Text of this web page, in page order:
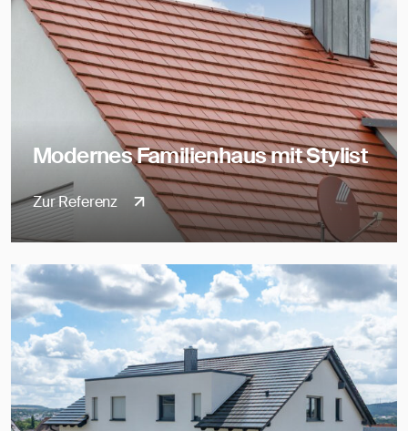
Modernes Familienhaus mit Stylist
Zur Referenz